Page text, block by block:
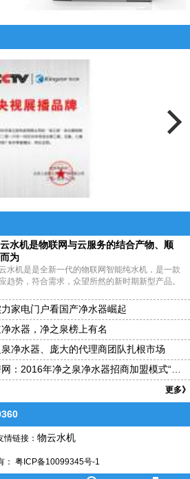
水机是物联网与云服务的结合产物、顺
为
水机是是全新一代的物联网智能纯水机，是一款
趋势，符合需求，众望所然的新时期新型产品。
家电门户看国产净水器崛起
水器，净之泉榜上有名
净水器、庞大的代理商团队扎根市场
：2016年净之泉净水器招商加盟模式“接
更多》
情链接： 物云水机
： 粤ICP备10099345号-1